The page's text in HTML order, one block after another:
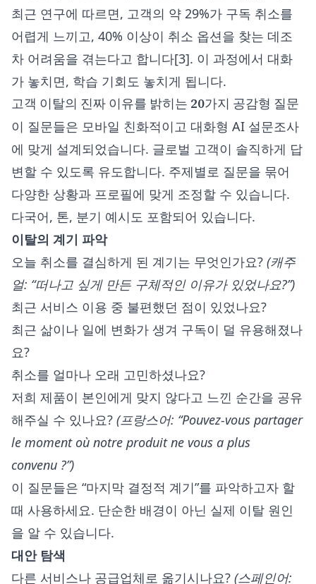
최근 연구에 따르면, 고객의 약 29%가 구독 취소를
어렵게 느끼고, 40% 이상이 취소 옵션을 찾는 데조
차 어려움을 겪는다고 합니다[3]. 이 과정에서 대화
가 놓치면, 학습 기회도 놓치게 됩니다.
고객 이탈의 진짜 이유를 밝히는 20가지 공감형 질문
이 질문들은 모바일 친화적이고 대화형 AI 설문조사
에 맞게 설계되었습니다. 글로벌 고객이 솔직하게 답
변할 수 있도록 유도합니다. 주제별로 질문을 묶어
다양한 상황과 프로필에 맞게 조정할 수 있습니다.
다국어, 톤, 분기 예시도 포함되어 있습니다.
이탈의 계기 파악
오늘 취소를 결심하게 된 계기는 무엇인가요? (캐주
얼: “떠나고 싶게 만든 구체적인 이유가 있었나요?”)
최근 서비스 이용 중 불편했던 점이 있었나요?
최근 삶이나 일에 변화가 생겨 구독이 덜 유용해졌나
요?
취소를 얼마나 오래 고민하셨나요?
저희 제품이 본인에게 맞지 않다고 느낀 순간을 공유
해주실 수 있나요? (프랑스어: “Pouvez-vous partager
le moment où notre produit ne vous a plus
convenu ?”)
이 질문들은 “마지막 결정적 계기”를 파악하고자 할
때 사용하세요. 단순한 배경이 아닌 실제 이탈 원인
을 알 수 있습니다.
대안 탐색
다른 서비스나 공급업체로 옮기시나요? (스페인어: